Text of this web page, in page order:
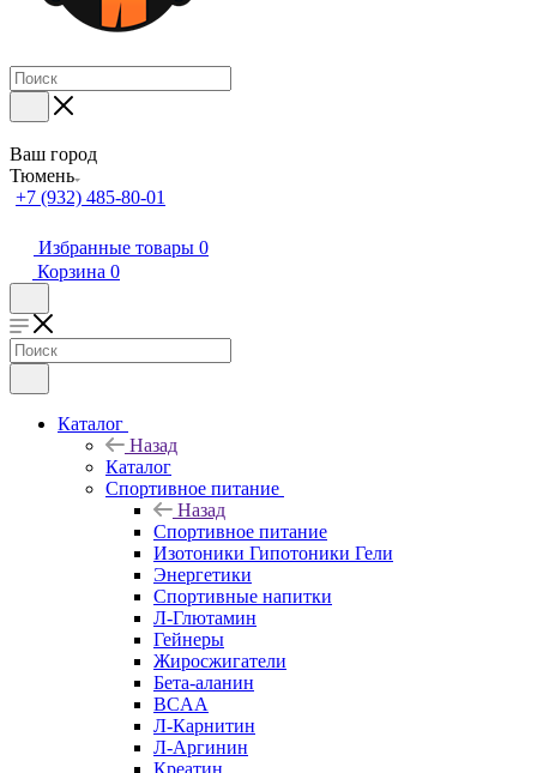
Ваш город
Тюмень
+7 (932) 485-80-01
Избранные товары 0
Корзина 0
Каталог
Назад
Каталог
Спортивное питание
Назад
Спортивное питание
Изотоники Гипотоники Гели
Энергетики
Спортивные напитки
Л-Глютамин
Гейнеры
Жиросжигатели
Бета-аланин
BCAA
Л-Карнитин
Л-Аргинин
Креатин